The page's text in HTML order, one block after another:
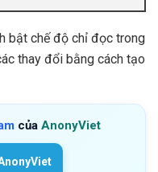
bật chế độ chỉ đọc trong
thay đổi bằng cách tạo
của AnonyViet